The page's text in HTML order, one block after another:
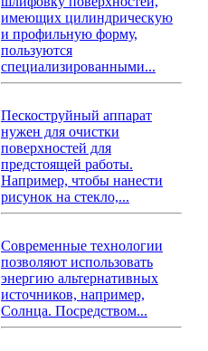
имеющих цилиндрическую
и профильную форму,
пользуются
специализированными...
Пескоструйный аппарат
нужен для очистки
поверхностей для
предстоящей работы.
Например, чтобы нанести
рисунок на стекло,...
Современные технологии
позволяют использовать
энергию альтернативных
источников, например,
Солнца. Посредством...